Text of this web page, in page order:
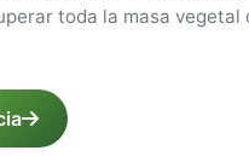
toda la masa vegetal